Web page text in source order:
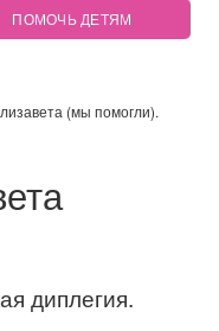
ПОМОЧЬ ДЕТЯМ
(мы помогли).
диплегия.